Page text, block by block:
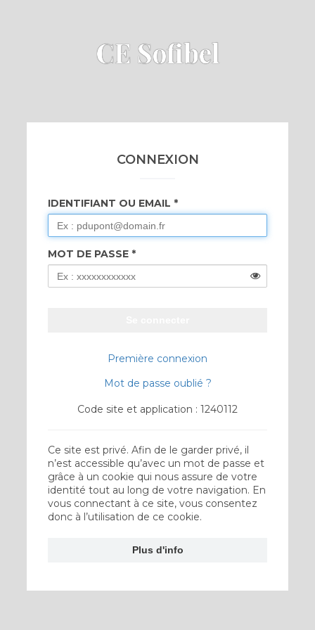
CE Sofibel
CONNEXION
IDENTIFIANT OU EMAIL
MOT DE PASSE
Première connexion
Mot de passe oublié ?
Code site et application : 1240112
Ce site est privé. Afin de le garder privé, il
n’est accessible qu’avec un mot de passe et
grâce à un cookie qui nous assure de votre
identité tout au long de votre navigation. En
vous connectant à ce site, vous consentez
donc à l’utilisation de ce cookie.
Plus d'info